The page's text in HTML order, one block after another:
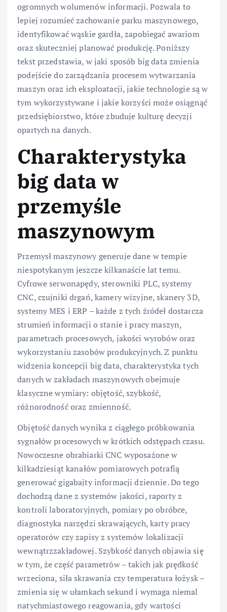
ogromnych wolumenów informacji. Pozwala to
lepiej rozumieć zachowanie parku maszynowego,
identyfikować wąskie gardła, zapobiegać awariom
oraz skuteczniej planować produkcję. Poniższy
tekst przedstawia, w jaki sposób big data zmienia
podejście do zarządzania procesem wytwarzania
maszyn oraz ich eksploatacji, jakie technologie są w
tym wykorzystywane i jakie korzyści może osiągnąć
przedsiębiorstwo, które zbuduje kulturę decyzji
opartych na danych.
Charakterystyka
big data w
przemyśle
maszynowym
Przemysł maszynowy generuje dane w tempie
niespotykanym jeszcze kilkanaście lat temu.
Cyfrowe serwonapędy, sterowniki PLC, systemy
CNC, czujniki drgań, kamery wizyjne, skanery 3D,
systemy MES i ERP – każde z tych źródeł dostarcza
strumień informacji o stanie i pracy maszyn,
parametrach procesowych, jakości wyrobów oraz
wykorzystaniu zasobów produkcyjnych. Z punktu
widzenia koncepcji big data, charakterystyka tych
danych w zakładach maszynowych obejmuje
klasyczne wymiary: objętość, szybkość,
różnorodność oraz zmienność.
Objętość danych wynika z ciągłego próbkowania
sygnałów procesowych w krótkich odstępach czasu.
Nowoczesne obrabiarki CNC wyposażone w
kilkadziesiąt kanałów pomiarowych potrafią
generować gigabajty informacji dziennie. Do tego
dochodzą dane z systemów jakości, raporty z
kontroli laboratoryjnych, pomiary po obróbce,
diagnostyka narzędzi skrawających, karty pracy
operatorów czy zapisy z systemów lokalizacji
wewnątrzzakładowej. Szybkość danych objawia się
w tym, że część parametrów – takich jak prędkość
wrzeciona, siła skrawania czy temperatura łożysk –
zmienia się w ułamkach sekund i wymaga niemal
natychmiastowego reagowania, gdy wartości